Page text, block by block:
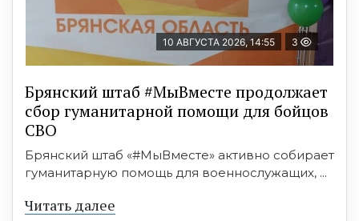
10 АВГУСТА 2026, 14:55 3
Брянский штаб #МыВместе продолжает
сбор гуманитарной помощи для бойцов
СВО
Брянский штаб «#МыВместе» активно собирает
гуманитарную помощь для военнослужащих, ...
Читать далее